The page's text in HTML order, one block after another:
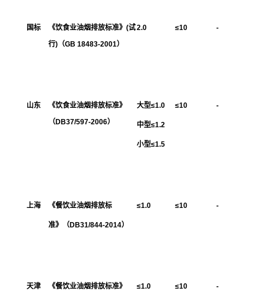
国标
《饮食业油烟排放标准》(试
行)（GB 18483-2001）
2.0 ≤10 -
山东
《饮食业油烟排放标准》
（DB37/597-2006）
大型≤1.0
中型≤1.2
小型≤1.5
≤10 -
上海 《餐饮业油烟排放标
准》（DB31/844-2014）
≤1.0 ≤10 -
天津
《餐饮业油烟排放标准》
≤1.0 ≤10 -